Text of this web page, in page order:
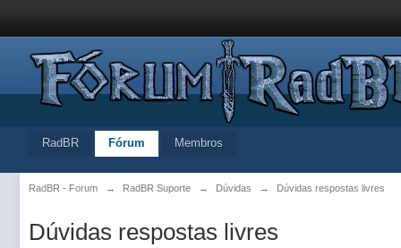
RadBR Fórum Membros
RadBR - Forum → RadBR Suporte → Dúvidas → Dúvidas respostas livres
Dúvidas respostas livres